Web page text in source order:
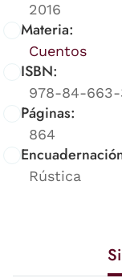
2016
Materia:
Cuentos
ISBN:
978-84-663-
Páginas:
864
Rústica